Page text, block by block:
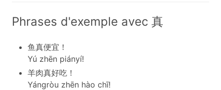
Phrases d'exemple avec 真
鱼真便宜！
Yú zhēn piányí!
羊肉真好吃！
Yángròu zhēn hào chī!